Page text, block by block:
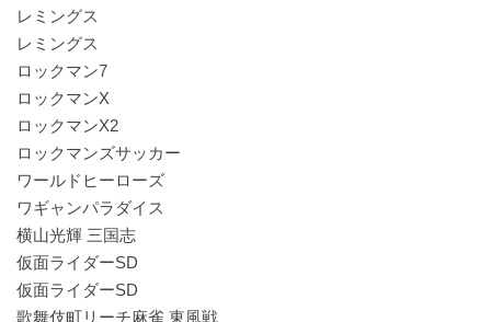
レミングス
レミングス
ロックマン7
ロックマンX
ロックマンX2
ロックマンズサッカー
ワールドヒーローズ
ワギャンパラダイス
横山光輝 三国志
仮面ライダーSD
仮面ライダーSD
歌舞伎町リーチ麻雀 東風戦